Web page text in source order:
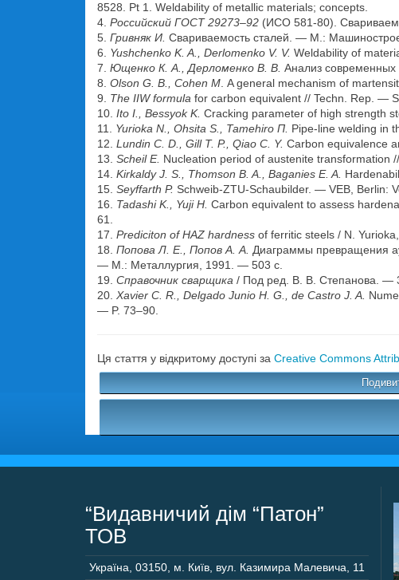
8528. Pt 1. Weldability of metallic materials; concepts.
4. Российский ГОСТ 29273–92 (ИСО 581-80).
5. Гривняк И. Свариваемость сталей. — М.:
6. Yushchenko K. A., Derlomenko V. V. Weldability of
7. Ющенко К. А., Дерломенко В. В. Анализ
8. Olson G. B., Cohen M . A general mechanism of
9. The IIW formula for carbon equivalent // Techn. Rep. —
10. Ito I., Bessyok K. Cracking parameter of high strength
11. Yurioka N., Ohsita S., Tamehiro П. Pipe-line welding in
12. Lundin C. D., Gill T. P., Qiao C. Y. Carbon equivalence
13. Scheil E. Nucleation period of austenite
14. Kirkaldy J. S., Thomson B. A., Baganies E. A.
15. Seyffarth P. Schweib-ZTU-Schaubilder. — VEB, Berlin:
16. Tadashi K., Yuji H. Carbon equivalent to assess
61.
17. Prediciton of HAZ hardness of ferritic steels / N.
18. Попова Л. Е., Попов А. А. Диаграммы превращения
— М.: Металлургия, 1991. — 503 с.
19. Справочник сварщика / Под ред. В. В. Степанова. —
20. Xavier C. R., Delgado Junio H. G., de Castro J. A.
— P. 73–90.
Ця стаття у відкритому доступі за Creative Commons
“Видавничий дім “Патон”
ТОВ
Україна 03150 м. Київ, вул. Казимира Малевича, 11